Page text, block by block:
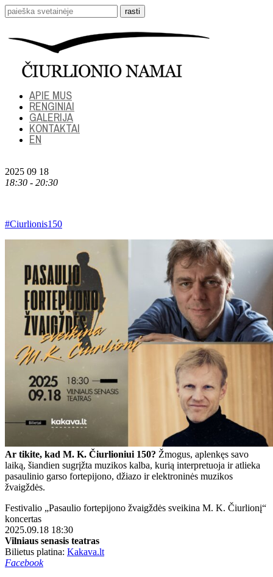
APIE MUS
RENGINIAI
GALERIJA
KONTAKTAI
EN
2025 09 18
18:30 - 20:30
#Ciurlionis150
Ar tikite, kad M. K. Čiurlioniui 150? Žmogus, aplenkęs savo
laiką, šiandien sugrįžta muzikos kalba, kurią interpretuoja ir atlieka
pasaulinio garso fortepijono, džiazo ir elektroninės muzikos
žvaigždės.
Festivalio „Pasaulio fortepijono žvaigždės sveikina M. K. Čiurlionį“
koncertas
2025.09.18 18:30
Vilniaus senasis teatras
Bilietus platina: Kakava.lt
Facebook